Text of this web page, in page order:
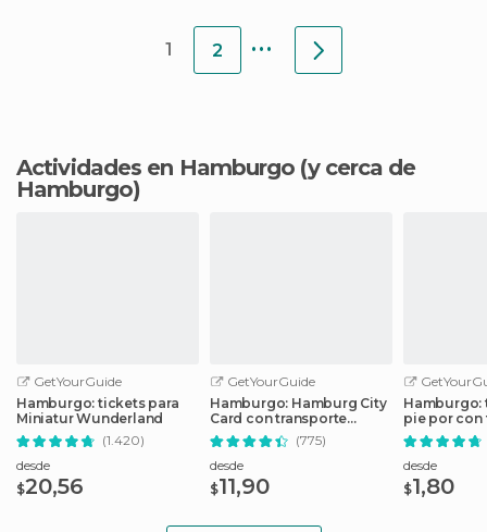
1 2 ...
Actividades en Hamburgo (y cerca de
Hamburgo)
GetYourGuide
Hamburgo: tickets para
Miniatur Wunderland
(1.420)
desde
$20,56
GetYourGuide
Hamburgo: Hamburg City
Card con transporte
público gratuito
(775)
desde
$11,90
Hamburgo:
pie por con
reserva
desde
$1,80